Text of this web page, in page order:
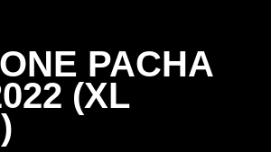
PACHA
(XL